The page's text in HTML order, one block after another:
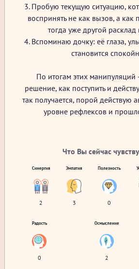
3. Пробую текущую ситуацию,
воспринять не как вызов, а
тогда уже другой
4. Вспоминаю дочку: её глаза,
становится
По итогам этих
решение, как поступить и
так получается, порой действую
уровне рефлексов и
Что Вы сейчас
Синергия
2
Эмпатия
3
Полезность
0
Радость
0
Осмысление
2